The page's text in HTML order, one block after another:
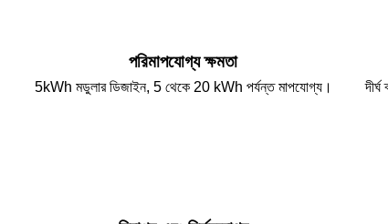
পরিমাপযোগ্য ক্ষমতা
5kWh মডুলার ডিজাইন, 5 থেকে 20 kWh পর্যন্ত মাপযোগ্য।